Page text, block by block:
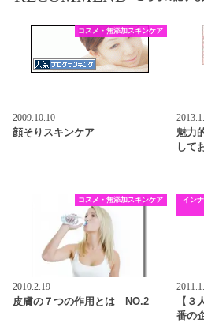
コスメ・無添加スキンケア
2009.10.10
顔そりスキンケア
魅力
して
コスメ・無添加スキンケア
2010.2.19
皮膚の７つの作用とは NO.2
イン
【３
番の